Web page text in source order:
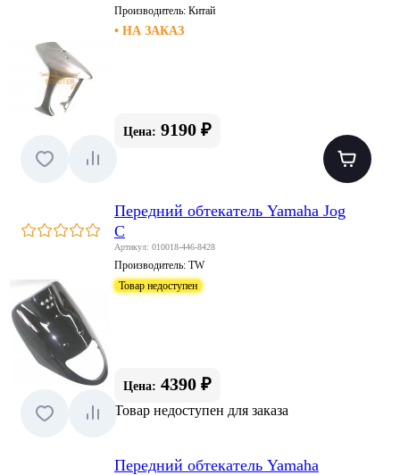
Производитель: Китай
• НА ЗАКАЗ
Цена: 9190 ₽
Передний обтекатель Yamaha Jog
C
Артикул: 010018-446-8428
Производитель: TW
Товар недоступен
Цена: 4390 ₽
Товар недоступен для заказа
Передний обтекатель Yamaha